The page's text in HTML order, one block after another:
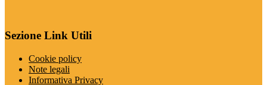
Sezione Link Utili
Cookie policy
Note legali
Informativa Privacy